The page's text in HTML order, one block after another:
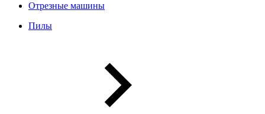
Отрезные машины
Пилы